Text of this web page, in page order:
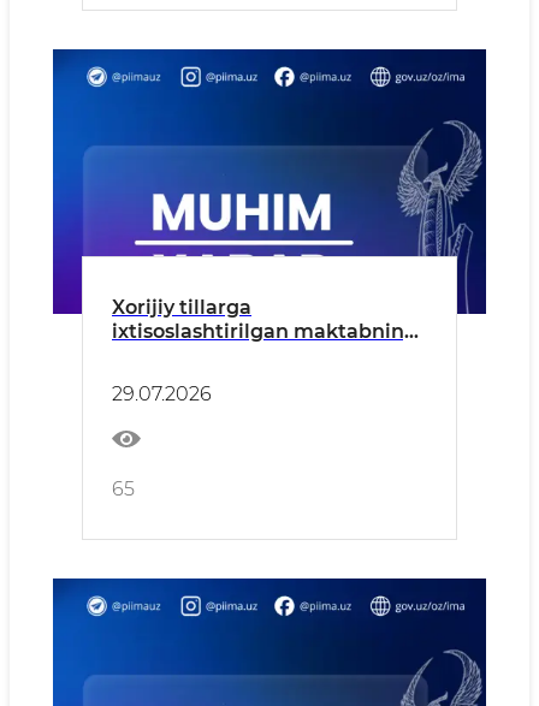
Xorijiy tillarga
ixtisoslashtirilgan maktabning
29.07.2026
65